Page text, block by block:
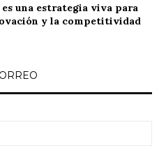
una estrategia viva para
y la competitividad